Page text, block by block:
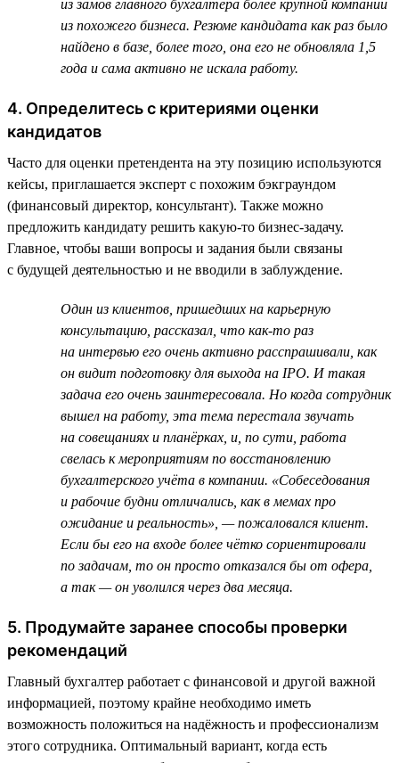
из замов главного бухгалтера более крупной компании
из похожего бизнеса. Резюме кандидата как раз было
найдено в базе, более того, она его не обновляла 1,5
года и сама активно не искала работу.
4. Определитесь с критериями оценки
кандидатов
Часто для оценки претендента на эту позицию используются
кейсы, приглашается эксперт с похожим бэкграундом
(финансовый директор, консультант). Также можно
предложить кандидату решить какую-то бизнес-задачу.
Главное, чтобы ваши вопросы и задания были связаны
с будущей деятельностью и не вводили в заблуждение.
Один из клиентов, пришедших на карьерную
консультацию, рассказал, что как-то раз
на интервью его очень активно расспрашивали, как
он видит подготовку для выхода на IPO. И такая
задача его очень заинтересовала. Но когда сотрудник
вышел на работу, эта тема перестала звучать
на совещаниях и планёрках, и, по сути, работа
свелась к мероприятиям по восстановлению
бухгалтерского учёта в компании. «Собеседования
и рабочие будни отличались, как в мемах про
ожидание и реальность», — пожаловался клиент.
Если бы его на входе более чётко сориентировали
по задачам, то он просто отказался бы от офера,
а так — он уволился через два месяца.
5. Продумайте заранее способы проверки
рекомендаций
Главный бухгалтер работает с финансовой и другой важной
информацией, поэтому крайне необходимо иметь
возможность положиться на надёжность и профессионализм
этого сотрудника. Оптимальный вариант, когда есть